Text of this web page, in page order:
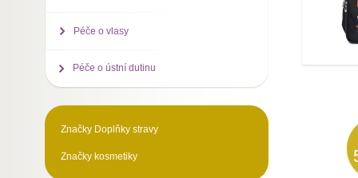
Péče o vlasy
Péče o ústní dutinu
Značky Doplňky stravy
Značky kosmetiky